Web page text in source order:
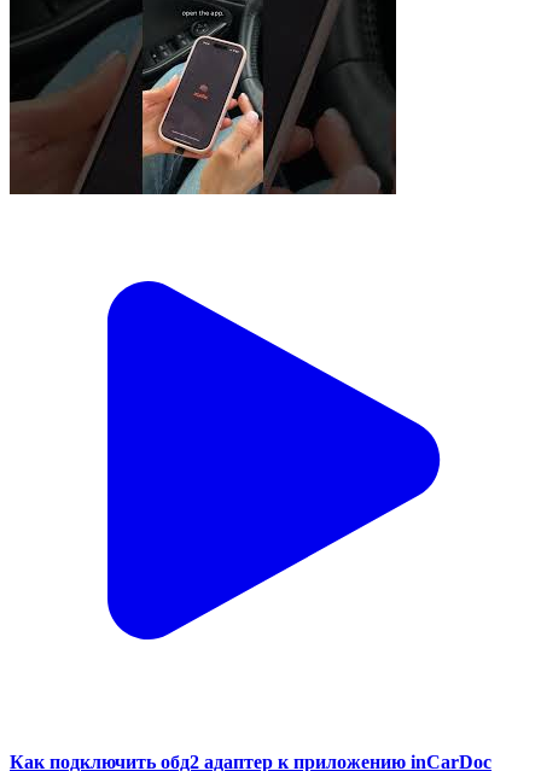
Как подключить обд2 адаптер к приложению inCarDoc